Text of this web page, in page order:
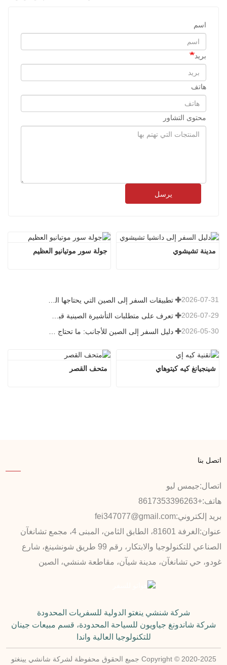
اسم
بريد
هاتف
محتوى التشاور
يرسل
جولة سور موتيانيو العظيم مدينة تشيشوي
2026-07-31
2026-07-29
دليل السفر إلى الصين للأجانب: ما تحتاج معرفته قبل الزيارة 2026-05-30
متحف القصر شينجيانغ كيه كيتوهاي
اتصل بنا
اتصال:جيمس ليو
هاتف:+8617353396263
بريد إلكتروني:fei347077@gmail.com
عنوان:
الغرفة 81601، الطابق الثامن، المبنى 4، مجمع تشانغآن
الصناعي للتكنولوجيا والابتكار، رقم 99 طريق شونشينغ، شارع
غودو، حي تشانغآن، مدينة شيآن، مقاطعة شنشي، الصين
شركة شنشي ينغتو الدولية للسفريات المحدودة
شركة شاندونغ جياويون للسياحة المحدودة، قسم مبيعات جينان
للتكنولوجيا العالية واندا
Copyright © 2020-2025 جميع الحقوق محفوظة لشركة شانشي يينغتو